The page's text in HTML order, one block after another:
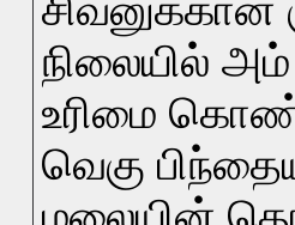
நிலையில்
உரிமை
வெகு